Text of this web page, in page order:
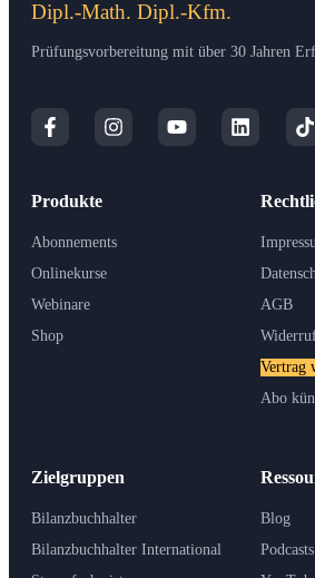
Dipl.-Math. Dipl.-Kfm.
Prüfungsvorbereitung mit über 30 Jahren
Produkte
Abonnements
Onlinekurse
Webinare
Shop
Zielgruppen
Bilanzbuchhalter
Bilanzbuchhalter International
Blog
Podcasts
AGB
Vertrag
Abo